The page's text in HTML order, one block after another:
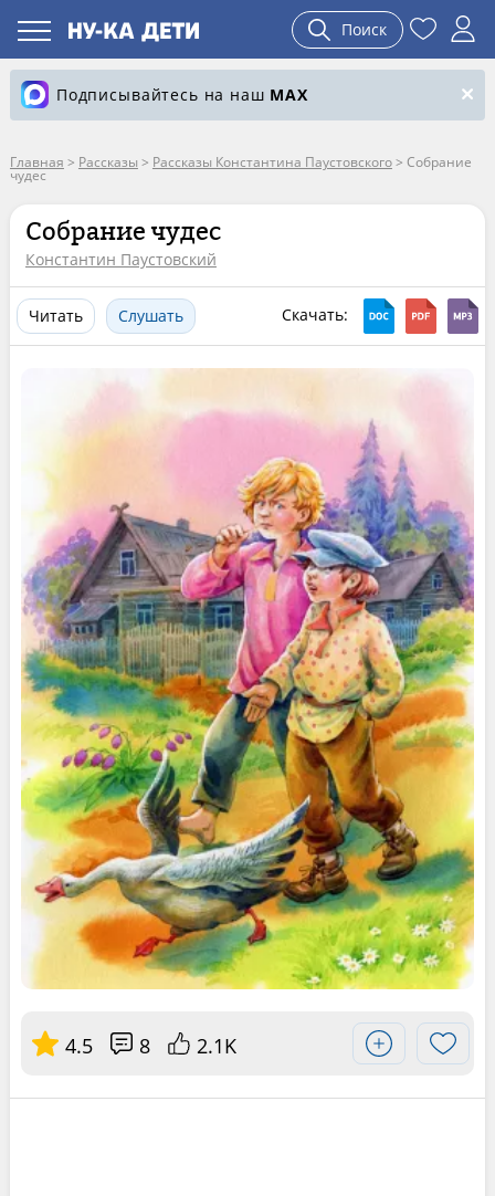
Поиск
Подписывайтесь на наш MAX
Главная > Рассказы > Рассказы Константина Паустовского> Собрание
чудес
Собрание чудес
Константин Паустовский
Читать Слушать Скачать:
4.5 8 2.1K